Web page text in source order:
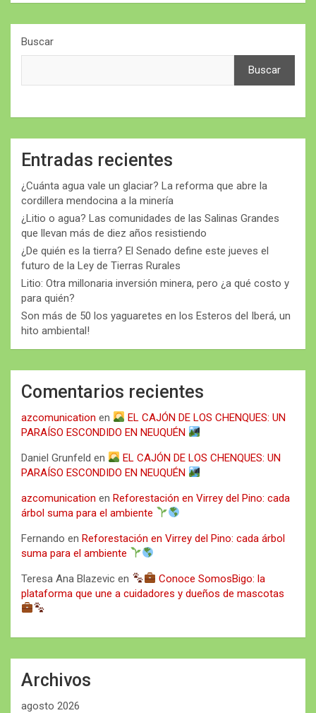
Buscar
Buscar
Entradas recientes
¿Cuánta agua vale un glaciar? La reforma que abre la
cordillera mendocina a la minería
¿Litio o agua? Las comunidades de las Salinas Grandes
que llevan más de diez años resistiendo
¿De quién es la tierra? El Senado define este jueves el
futuro de la Ley de Tierras Rurales
Litio: Otra millonaria inversión minera, pero ¿a qué costo y
para quién?
Son más de 50 los yaguaretes en los Esteros del Iberá, un
hito ambiental!
Comentarios recientes
azcomunication en
EL CAJÓN DE LOS CHENQUES: UN
PARAÍSO ESCONDIDO EN NEUQUÉN
Daniel Grunfeld en
EL CAJÓN DE LOS CHENQUES: UN
PARAÍSO ESCONDIDO EN NEUQUÉN
azcomunication en Reforestación en Virrey del Pino: cada
árbol suma para el ambiente
Fernando en Reforestación en Virrey del Pino: cada árbol
suma para el ambiente
Teresa Ana Blazevic en
Conoce SomosBigo: la
plataforma que une a cuidadores y dueños de mascotas
Archivos
agosto 2026